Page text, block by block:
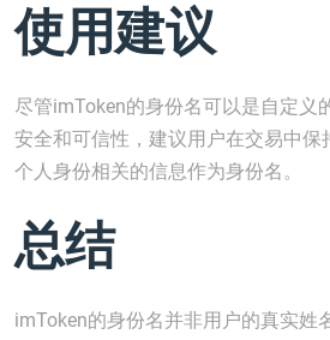
使用建议
尽管imToken的身份名可以是自定义
安全和可信性，建议用户在交易中保
个人身份相关的信息作为身份名。
总结
imToken的身份名并非用户的真实姓